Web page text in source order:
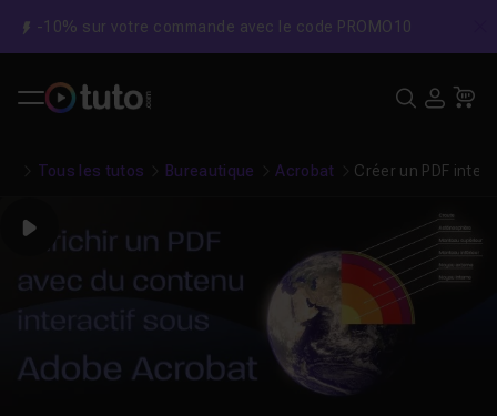
-10% sur votre commande avec le code PROMO10
Tous les tutos Bureautique Acrobat Créer un PDF
Play